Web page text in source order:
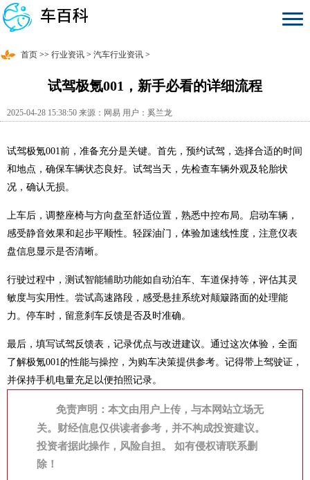
首页 >> 行业资讯 > 汽车行业资讯 >
试驾极氪001，新手必看的详细流程
2025-04-28 15:38:50 来源：网易 用户：奚兰龙
试驾极氪001前，准备充分是关键。首先，预约试驾，选择合适的时间
和地点，确保车辆状态良好。试驾当天，先检查车辆外观及轮胎状
况，确认无损。
上车后，调整座椅与方向盘至舒适位置，熟悉中控布局。启动车辆，
感受静音效果和起步平顺性。轻踩油门，体验加速线性度，注意仪表
盘信息显示是否清晰。
行驶过程中，测试智能辅助功能如自动泊车、车道保持等，评估其灵
敏度与实用性。尝试高速路段，感受悬挂系统对颠簸路面的处理能
力。停车时，留意刹车反馈是否及时准确。
最后，填写试驾反馈表，记录优点与改进建议。通过这次体验，全面
了解极氪001的性能与操控，为购车决策提供参考。记得带上驾驶证，
并保持手机电量充足以便拍照记录。
免责声明：本文由用户上传，与本网站立场无
关。财经信息仅供读者参考，并不构成投资建议。
投资者据此操作，风险自担。 如有侵权请联系删
除！